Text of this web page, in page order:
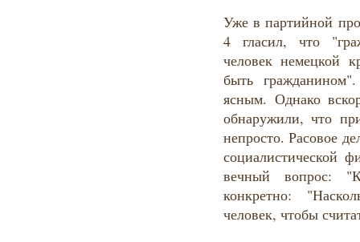
Уже в партийной
4 гласил, что
человек немецкой
быть
ясным. Однако
обнаружили, что
непросто. Расовое
социалистической
вечный вопрос:
конкретно:
человек, чтобы